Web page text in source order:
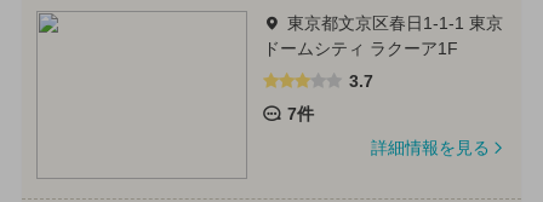
東京都文京区春日1-1-1 東京
ドームシティ ラクーア1F
3.7
7件
詳細情報を見る